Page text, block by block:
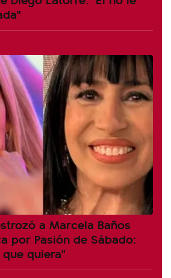
a Marcela Baños
por Pasión de Sábado:
quiera"